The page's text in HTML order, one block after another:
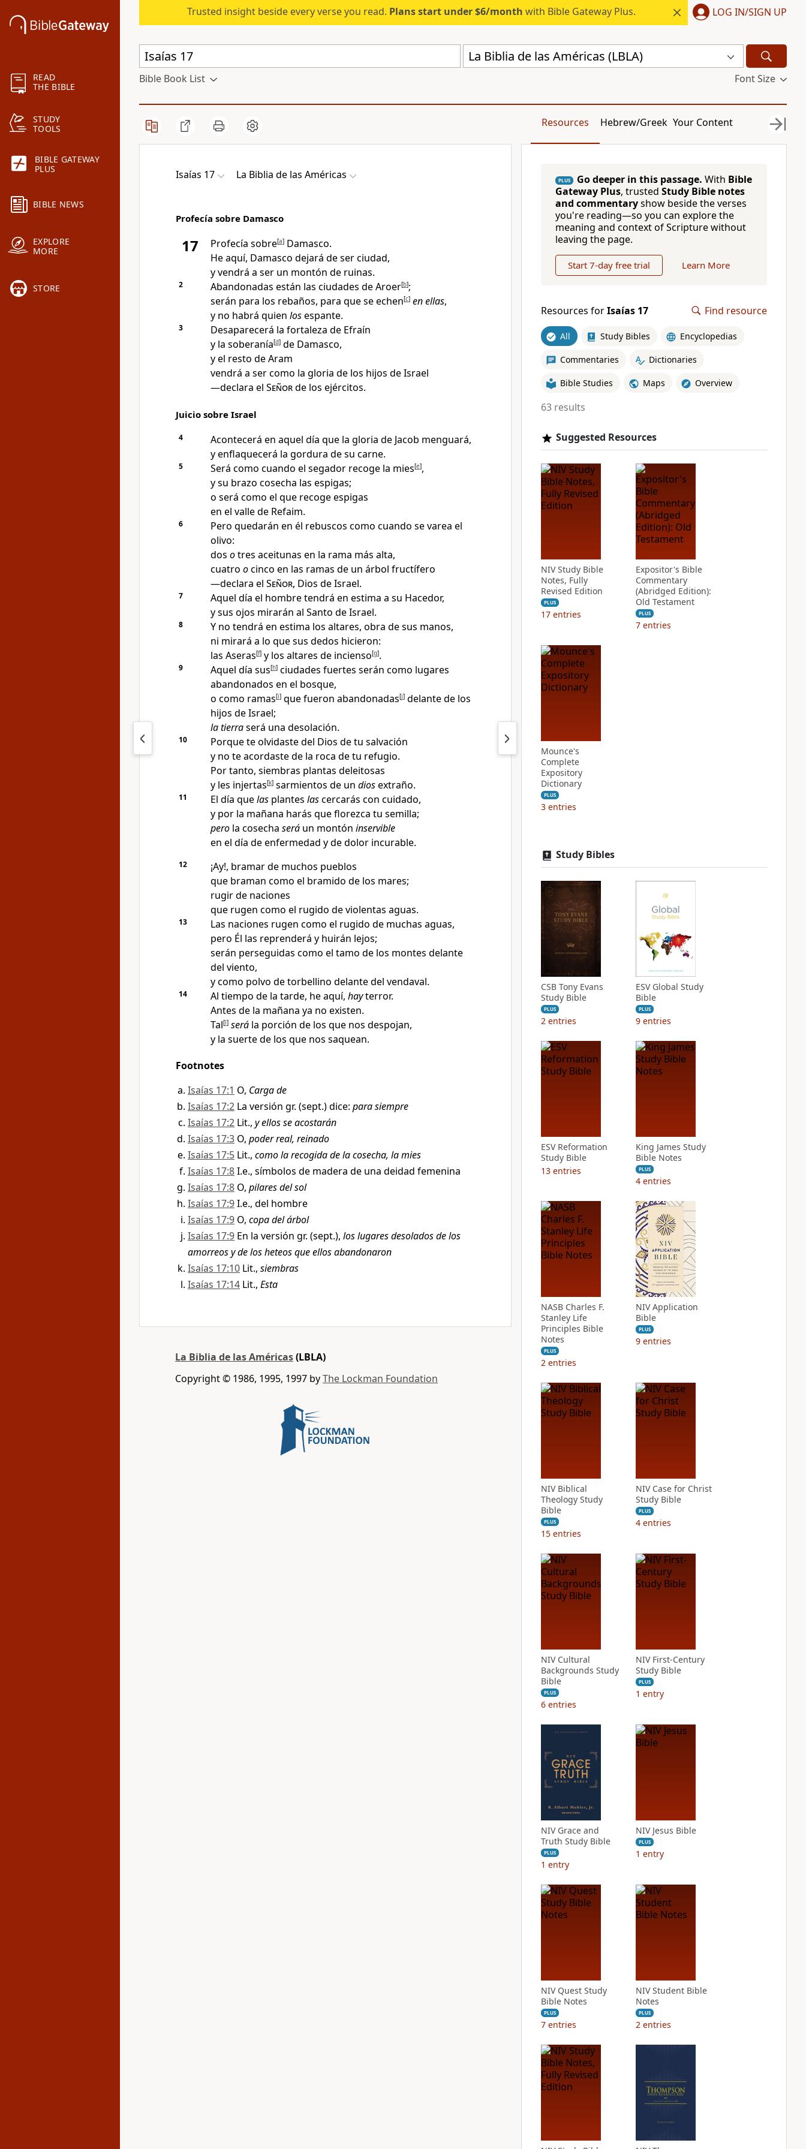
READ
THE BIBLE
STUDY
TOOLS
BIBLE GATEWAY
PLUS
BIBLE NEWS
EXPLORE
MORE
STORE
Trusted insight beside every verse you read. Plans start under $6/month with Bible Gateway Plus. LOG IN/SIGN UP
La Biblia de las Américas (LBLA)
Bible Book List Font Size
Resources Hebrew/Greek Your Content
Isaías 17 La Biblia de las Américas
Profecía sobre Damasco
17 Profecía sobre[a]Damasco.
He aquí, Damasco dejará de ser ciudad,
y vendrá a ser un montón de ruinas.
2 Abandonadas están las ciudades de Aroer[b];
serán para los rebaños, para que se echen[c] en ellas,
y no habrá quien losespante.
3
Desaparecerá la fortaleza de Efraín
y la soberanía[d]de Damasco,
y el resto de Aram
vendrá a ser como la gloria de los hijos de Israel
—declara el Señorde los ejércitos.
Juicio sobre Israel
4 Acontecerá en aquel día que la gloria de Jacob menguará,
y enflaquecerá la gordura de su carne.
5 Será como cuando el segador recoge la mies[e],
y su brazo cosecha las espigas;
o será como el que recoge espigas
en el valle de Refaim.
6
Pero quedarán en él rebuscos como cuando se varea el
olivo:
dos otres aceitunas en la rama más alta,
cuatro ocinco en las ramas de un árbol fructífero
—declara el Señor, Dios de Israel.
7
Aquel día el hombre tendrá en estima a su Hacedor,
y sus ojos mirarán al Santo de Israel.
8 Y no tendrá en estima los altares, obra de sus manos,
ni mirará a lo que sus dedos hicieron:
las Aseras[f]y los altares de incienso[g].
9 Aquel día sus[h]ciudades fuertes serán como lugares
abandonados en el bosque,
o como ramas[i]que fueron abandonadas[j]delante de los
hijos de Israel;
la tierraserá una desolación.
10 Porque te olvidastedel Dios de tu salvación
y no te acordaste de la roca de tu refugio.
Por tanto, siembras plantas deleitosas
y les injertas[k]sarmientos de un diosextraño.
11 El día quelasplantes lascercarás con cuidado,
y por la mañana harás que florezca tu semilla;
perola cosecha seráun montón inservible
en el día de enfermedad y de dolor incurable.
12
¡Ay!, bramar de muchos pueblos
que braman como el bramido de los mares;
rugir de naciones
que rugen como el rugido de violentas aguas.
13 Las naciones rugen como el rugido de muchas aguas,
pero Él las reprenderá y huirán lejos;
serán perseguidas como el tamo de los montes delante
del viento,
y como polvo de torbellino delante del vendaval.
14 Al tiempo de la tarde, he aquí, hayterror.
Antes de la mañana ya no existen.
Tal[l] serála porción de los que nos despojan,
y la suerte de los que nos saquean.
Footnotes
Isaías 17:1 O, Carga de
Isaías 17:2 La versión gr. (sept.) dice: para siempre
Isaías 17:2 Lit., y ellos se acostarán
Isaías 17:3 O, poder real, reinado
Isaías 17:5 Lit., como la recogida de la cosecha, la mies
Isaías 17:8I.e., símbolos de madera de una deidad femenina
Isaías 17:8 O, pilares del sol
Isaías 17:9I.e., del hombre
Isaías 17:9 O, copa del árbol
Isaías 17:9 En la versión gr. (sept.), los lugares desolados de los
amorreos y de los heteos que ellos abandonaron
Isaías 17:10 Lit., siembras
Isaías 17:14 Lit., Esta
La Biblia de las Américas(LBLA)
Copyright © 1986, 1995, 1997 byThe Lockman Foundation
PLUS Go deeper in this passage. With Bible
Gateway Plus, trusted Study Bible notes
and commentaryshow beside the verses
you're reading—so you can explore the
meaning and context of Scripture without
leaving the page.
Start 7-day free trial Learn More
Resources forIsaías 17 Find resource
All Study Bibles Encyclopedias
Commentaries Dictionaries
Bible Studies Maps Overview
63 results
Suggested Resources
NIV Study Bible
Notes, Fully
Revised Edition
PLUS
17 entries
Expositor's Bible
Commentary
(Abridged Edition):
Old Testament
PLUS
7 entries
Mounce's
Complete
Expository
Dictionary
PLUS
3 entries
Study Bibles
CSB Tony Evans
Study Bible
PLUS
2 entries
ESV Global Study
Bible
PLUS
9 entries
ESV Reformation
Study Bible
13 entries
King James Study
Bible Notes
PLUS
4 entries
NASB Charles F.
Stanley Life
Principles Bible
Notes
PLUS
2 entries
NIV Application
Bible
PLUS
9 entries
NIV Biblical
Theology Study
Bible
PLUS
15 entries
NIV Case for Christ
Study Bible
PLUS
4 entries
NIV Cultural
Backgrounds Study
Bible
PLUS
6 entries
NIV First-Century
Study Bible
PLUS
1 entry
NIV Grace and
Truth Study Bible
PLUS
1 entry
NIV Jesus Bible
PLUS
1 entry
NIV Quest Study
Bible Notes
PLUS
7 entries
NIV Student Bible
Notes
PLUS
2 entries